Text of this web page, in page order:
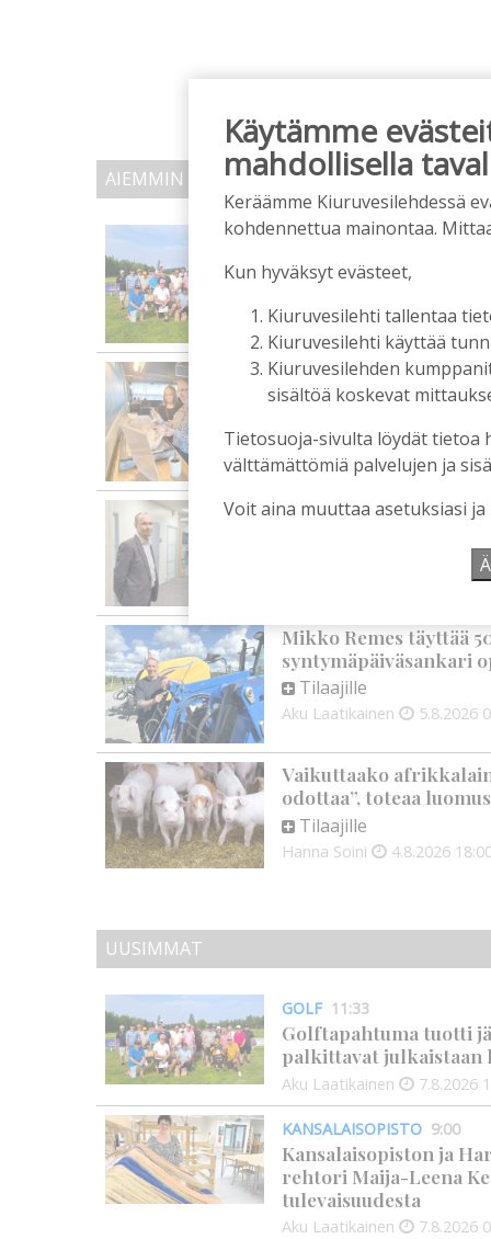
AIEMMIN AIHEESTA
Golftapahtuma tuotti
palkittavat julkaistaan
Tilaajille
Aku Laatikainen 7.8.2026
Biokaasu,
ministeri Sari
Aku Laatikainen 6.8.2026
OP Kaskimaan
Mikko Remes täyttää
syntymäpäiväsankari
Tilaajille
Aku Laatikainen 5.8.2026
Vaikuttaako
odottaa”, toteaa
Tilaajille
Hanna Soini 4.8.2026
UUSIMMAT
GOLF 11:33
Golftapahtuma tuotti
palkittavat julkaistaan
Aku Laatikainen 7.8.2026
KANSALAISOPISTO 9:00
Kansalaisopiston ja
rehtori Maija-Leena
tulevaisuudesta
Aku Laatikainen 7.8.2026
Käytämme
mahdollisella
Keräämme Kiuruvesilehdessä
kohdennettua mainontaa.
Kun hyväksyt evästeet,
Kiuruvesilehti tallentaa
Kiuruvesilehti käyttää
Kiuruvesilehden
sisältöä koskevat
Tietosuoja-sivulta löydät tietoa
välttämättömiä palvelujen ja
Voit aina muuttaa asetuksiasi